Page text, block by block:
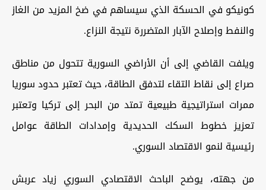
كونيكو في الحسكة الذي سيساهم في ضخ المزيد من الغاز
والنفط وإصلاح الآبار المتضررة نتيجة النزاع.
ويلفت القاضي إلى أن الأراضي السورية تتحول من مناطق
صراع إلى نقاط التقاء لتدفق الطاقة، حيث تعتبر حدود سوريا
ممرات استراتيجية طبيعية تمتد من البحر إلى تركيا وتعتبر
تعزيز خطوط السكك الحديدية وإمدادات الطاقة عوامل
رئيسية لنمو الاقتصاد السوري.
من جهته، يوضح الباحث الاقتصادي السوري زياد عربش